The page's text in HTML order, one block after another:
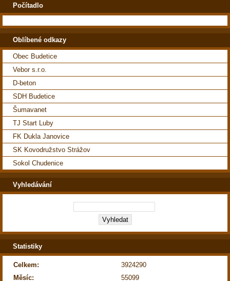
Počítadlo
Oblíbené odkazy
Obec Budetice
Vebor s.r.o.
D-beton
SDH Budetice
Šumavanet
TJ Start Luby
FK Dukla Janovice
SK Kovodružstvo Strážov
Sokol Chudenice
Vyhledávání
Statistiky
Celkem:
3924290
Měsíc:
55099